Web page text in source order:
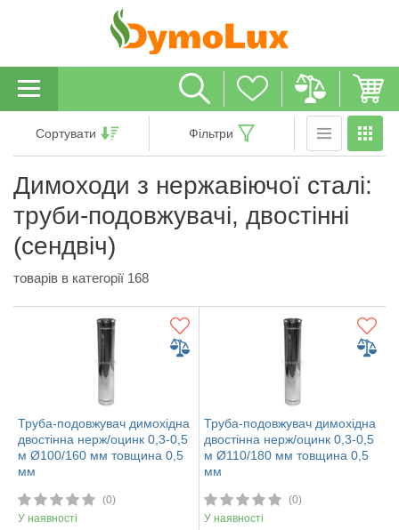
Димоходи з нержавіючої сталі:
труби-подовжувачі, двостінні
(сендвіч)
товарів в категорії 168
Сортувати Фільтри
Труба-подовжувач димохідна
двостінна нерж/оцинк 0,3-0,5
м Ø100/160 мм товщина 0,5
мм
(0)
У наявності
Труба-подовжувач димохідна
двостінна нерж/оцинк 0,3-0,5
м Ø110/180 мм товщина 0,5
мм
(0)
У наявності